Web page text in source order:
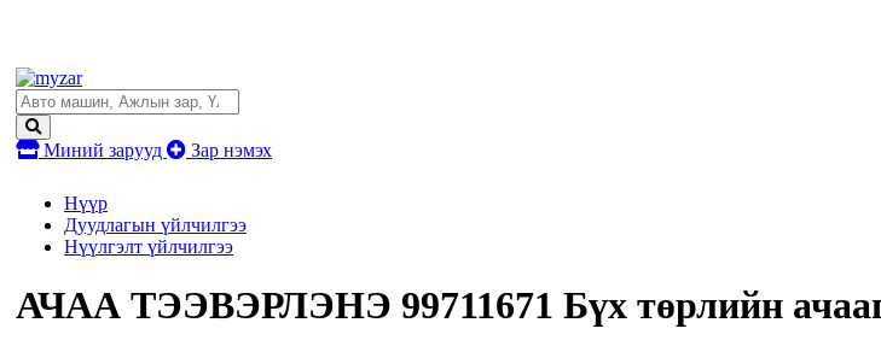
Миний зарууд Зар нэмэх
Нүүр
Дуудлагын үйлчилгээ
Нүүлгэлт үйлчилгээ
АЧАА ТЭЭВЭРЛЭНЭ 99711671 Бүх төрлийн